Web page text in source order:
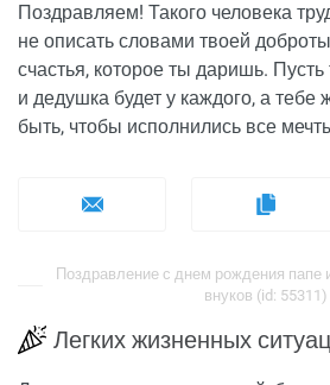
Поздравляем! Такого человека
не описать словами твоей
счастья, которое ты даришь. Пусть
и дедушка будет у каждого, а тебе
быть, чтобы исполнились все
Поздравление с днем рождения папе
внуков (id: 55311)
Легких жизненных